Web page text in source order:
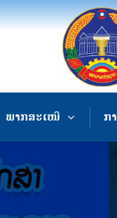
ພາກສະເໜີ ກ